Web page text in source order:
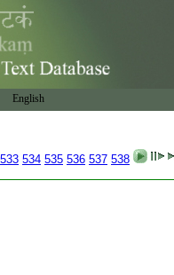
English
533 534 535 536 537 538